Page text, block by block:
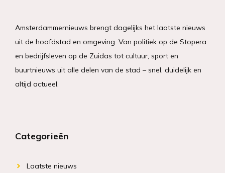
Amsterdammernieuws brengt dagelijks het laatste nieuws
uit de hoofdstad en omgeving. Van politiek op de Stopera
en bedrijfsleven op de Zuidas tot cultuur, sport en
buurtnieuws uit alle delen van de stad – snel, duidelijk en
altijd actueel.
Categorieën
Laatste nieuws